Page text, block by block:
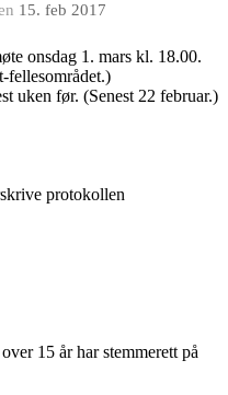
15. feb 2017
onsdag 1. mars kl. 18.00.
fellesområdet.)
uken før. (Senest 22 februar.)
protokollen
15 år har stemmerett på